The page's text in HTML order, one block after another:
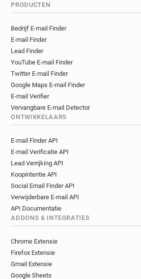
PRODUCTEN
Bedrijf E-mail Finder
E-mail Finder
Lead Finder
YouTube E-mail Finder
Twitter E-mail Finder
Google Maps E-mail Finder
E-mail Verifier
Vervangbare E-mail Detector
ONTWIKKELAARS
E-mail Finder API
E-mail Verificatie API
Lead Verrijking API
Koopintentie API
Social Email Finder API
Verwijderbare E-mail API
API Documentatie
ADDONS & INTEGRATIES
Chrome Extensie
Firefox Extensie
Gmail Extensie
Google Sheets